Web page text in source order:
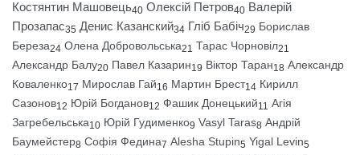
Костянтин Машовець40 Олексій Петров40 Валерій
Прозапас35 Денис Казанский34 Гліб Бабіч29 Борислав
Береза24 Олена Добровольська21 Тарас Чорновіл21
Александр Балу20 Павел Казарин19 Віктор Таран18 Александр
Коваленко17 Мирослав Гай16 Мартин Брест14 Кирилл
Сазонов12 Юрій Богданов12 Фашик Донецький11 Агія
Загребельська10 Юрій Гудименко9 Vasyl Taras8 Андрій
Баумейстер8 Софія Федина7 Alesha Stupin5 Yigal Levin5